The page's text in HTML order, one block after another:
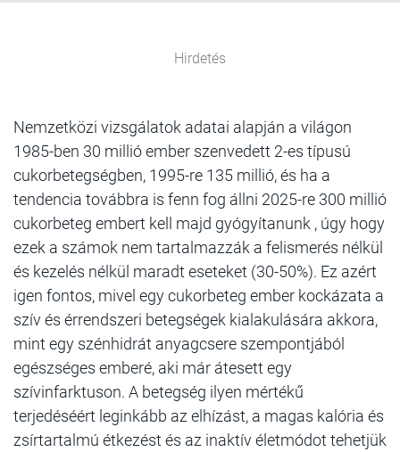
Hirdetés
Nemzetközi vizsgálatok adatai alapján a világon
1985-ben 30 millió ember szenvedett 2-es típusú
cukorbetegségben, 1995-re 135 millió, és ha a
tendencia továbbra is fenn fog állni 2025-re 300 millió
cukorbeteg embert kell majd gyógyítanunk , úgy hogy
ezek a számok nem tartalmazzák a felismerés nélkül
és kezelés nélkül maradt eseteket (30-50%). Ez azért
igen fontos, mivel egy cukorbeteg ember kockázata a
szív és érrendszeri betegségek kialakulására akkora,
mint egy szénhidrát anyagcsere szempontjából
egészséges emberé, aki már átesett egy
szívinfarktuson. A betegség ilyen mértékű
terjedéséért leginkább az elhízást, a magas kalória és
zsírtartalmú étkezést és az inaktív életmódot tehetjük